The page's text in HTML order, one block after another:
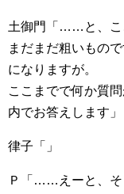
土御門「……と、こ
まだまだ粗いもの
になりますが。
ここまでで何か質
内でお答えします」
律子「」
Ｐ「……えーと、